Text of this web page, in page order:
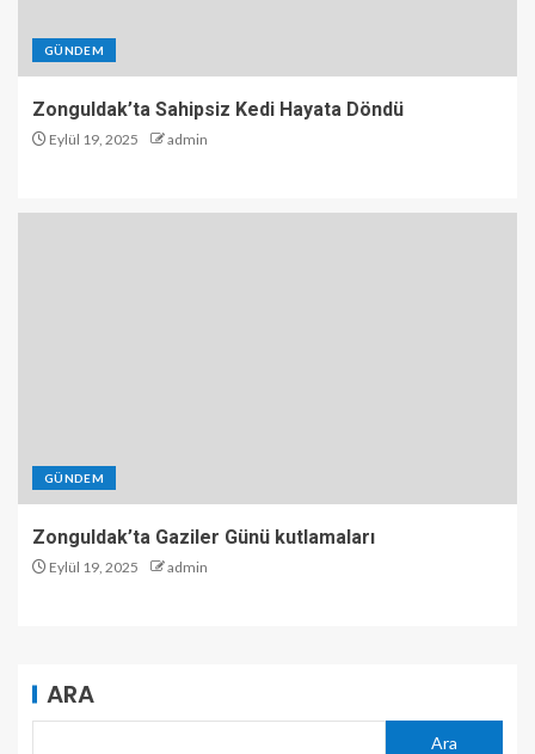
GÜNDEM
Zonguldak’ta Sahipsiz Kedi Hayata Döndü
Eylül 19, 2025 admin
GÜNDEM
Zonguldak’ta Gaziler Günü kutlamaları
Eylül 19, 2025 admin
ARA
Ara